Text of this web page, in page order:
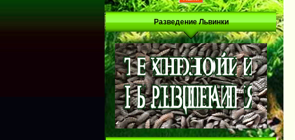
Разведение Львинки